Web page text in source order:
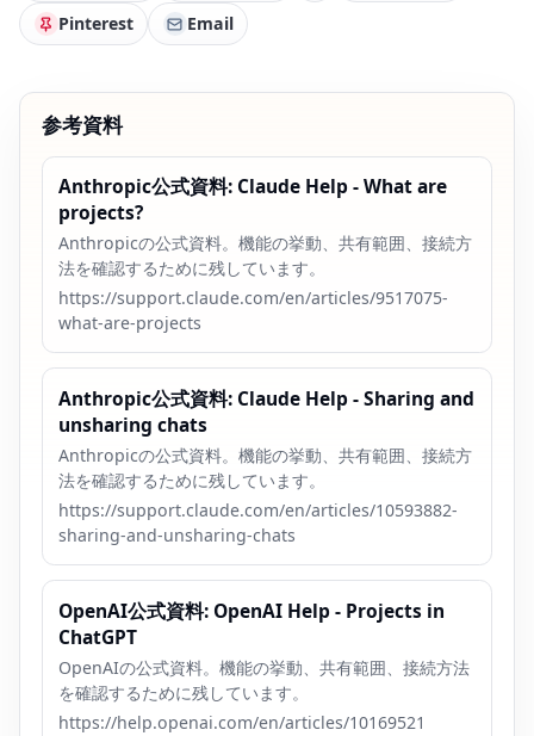
Pinterest
Email
参考資料
Anthropic公式資料: Claude Help - What are
projects?
Anthropicの公式資料。機能の挙動、共有範囲、接続方
法を確認するために残しています。
https://support.claude.com/en/articles/9517075-
what-are-projects
Anthropic公式資料: Claude Help - Sharing and
unsharing chats
Anthropicの公式資料。機能の挙動、共有範囲、接続方
法を確認するために残しています。
https://support.claude.com/en/articles/10593882-
sharing-and-unsharing-chats
OpenAI公式資料: OpenAI Help - Projects in
ChatGPT
OpenAIの公式資料。機能の挙動、共有範囲、接続方法
を確認するために残しています。
https://help.openai.com/en/articles/10169521